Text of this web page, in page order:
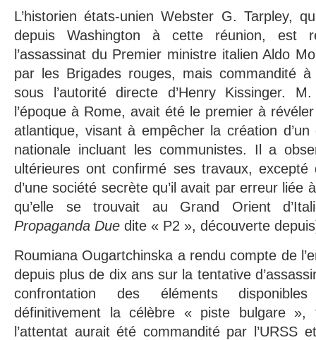
L’historien états-unien Webster G. Tarpley,
depuis Washington à cette réunion, est
l’assassinat du Premier ministre italien Aldo
par les Brigades rouges, mais commandité à
sous l’autorité directe d’Henry Kissinger.
l’époque à Rome, avait été le premier à
atlantique, visant à empêcher la création d’un
nationale incluant les communistes. Il a
ultérieures ont confirmé ses travaux, excepté
d’une société secrète qu’il avait par erreur liée
qu’elle se trouvait au Grand Orient
Propaganda Due dite « P2 », découverte
Roumiana Ougartchinska a rendu compte de
depuis plus de dix ans sur la tentative
confrontation des éléments
définitivement la célèbre « piste bulgare »,
l’attentat aurait été commandité par l’URSS